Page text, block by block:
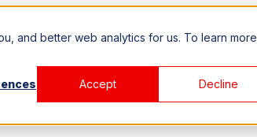
and better web analytics for us. To learn more
Accept Decline